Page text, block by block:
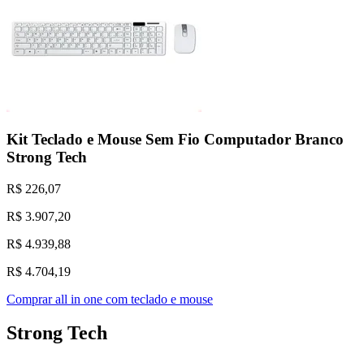
Kit Teclado e Mouse Sem Fio Computador Branco
Strong Tech
R$ 226,07
R$ 3.907,20
R$ 4.939,88
R$ 4.704,19
Comprar all in one com teclado e mouse
Strong Tech